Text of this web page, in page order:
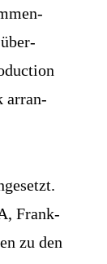
über­
arran­
Frank­
zu den